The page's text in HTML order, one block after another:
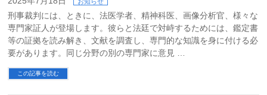
刑事裁判には、ときに、法医学者、精神科医、画像分析官、様々な
専門家証人が登場します。彼らと法廷で対峙するためには、鑑定書
等の証拠を読み解き、文献を調査し、専門的な知識を身に付ける必
要があります。同じ分野の別の専門家に意見 …
この記事を読む